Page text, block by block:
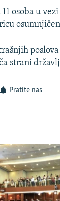
osoba u
poslova
strani
Pratite nas